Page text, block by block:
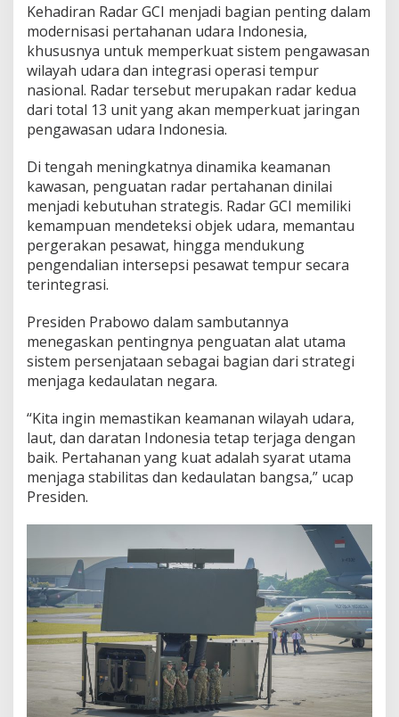
Kehadiran Radar GCI menjadi bagian penting dalam
modernisasi pertahanan udara Indonesia,
khususnya untuk memperkuat sistem pengawasan
wilayah udara dan integrasi operasi tempur
nasional. Radar tersebut merupakan radar kedua
dari total 13 unit yang akan memperkuat jaringan
pengawasan udara Indonesia.
Di tengah meningkatnya dinamika keamanan
kawasan, penguatan radar pertahanan dinilai
menjadi kebutuhan strategis. Radar GCI memiliki
kemampuan mendeteksi objek udara, memantau
pergerakan pesawat, hingga mendukung
pengendalian intersepsi pesawat tempur secara
terintegrasi.
Presiden Prabowo dalam sambutannya
menegaskan pentingnya penguatan alat utama
sistem persenjataan sebagai bagian dari strategi
menjaga kedaulatan negara.
“Kita ingin memastikan keamanan wilayah udara,
laut, dan daratan Indonesia tetap terjaga dengan
baik. Pertahanan yang kuat adalah syarat utama
menjaga stabilitas dan kedaulatan bangsa,” ucap
Presiden.